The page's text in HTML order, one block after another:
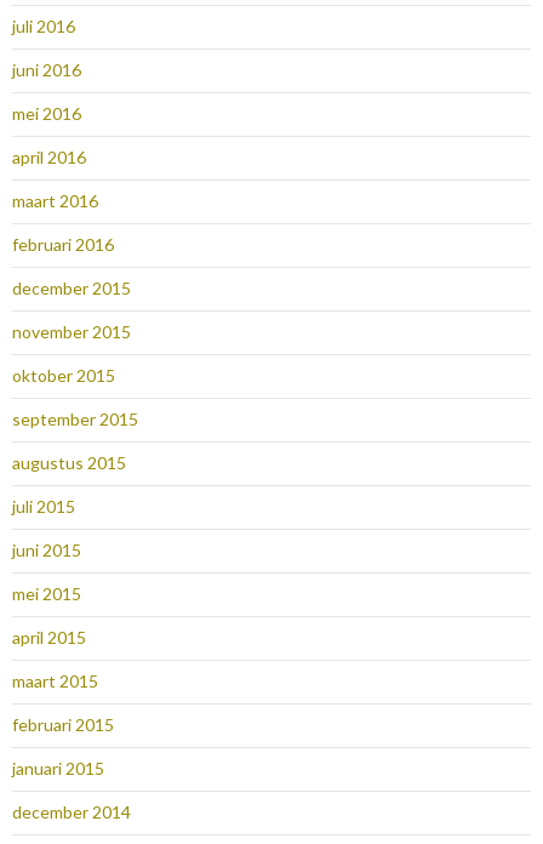
juli 2016
juni 2016
mei 2016
april 2016
maart 2016
februari 2016
december 2015
november 2015
oktober 2015
september 2015
augustus 2015
juli 2015
juni 2015
mei 2015
april 2015
maart 2015
februari 2015
januari 2015
december 2014